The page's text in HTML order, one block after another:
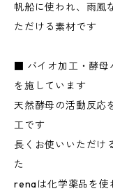
帆船に使われ、雨風
ただける素材です
■ バイオ加工・酵母
を施しています
天然酵母の活動反応
工です
長くお使いいただけ
た
renaは化学薬品を使